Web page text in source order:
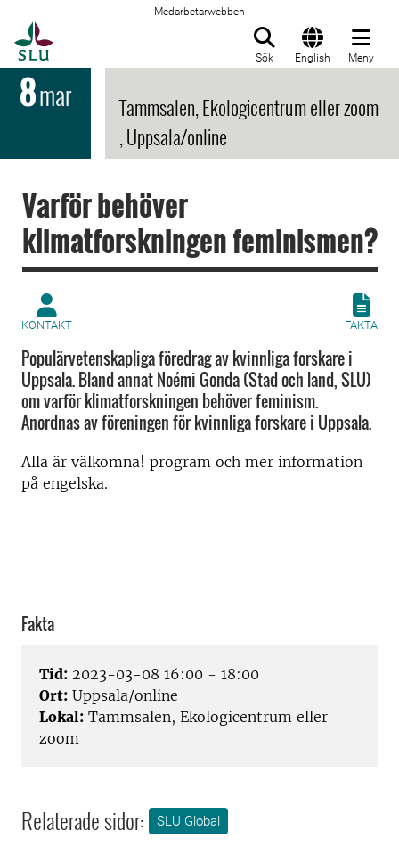
Medarbetarwebben
Sök English Meny
8mar
Tammsalen, Ekologicentrum eller zoom
, Uppsala/online
Varför behöver
klimatforskningen feminismen?
KONTAKT FAKTA
Populärvetenskapliga föredrag av kvinnliga forskare i
Uppsala. Bland annat Noémi Gonda (Stad och land, SLU)
om varför klimatforskningen behöver feminism.
Anordnas av föreningen för kvinnliga forskare i Uppsala.
Alla är välkomna! program och mer information
på engelska.
Fakta
Tid: 2023-03-08 16:00 - 18:00
Ort: Uppsala/online
Lokal: Tammsalen, Ekologicentrum eller
zoom
Relaterade sidor: SLU Global